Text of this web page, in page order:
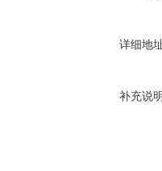
详细地
补充说